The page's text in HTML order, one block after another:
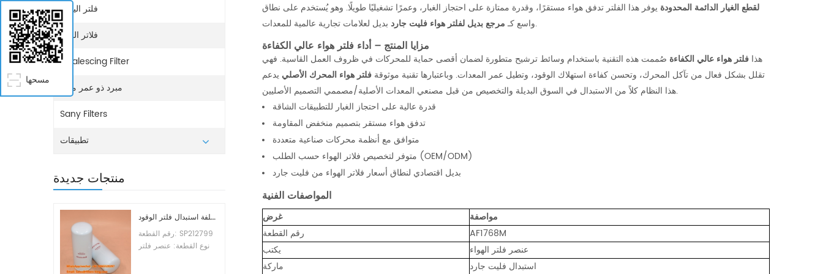
فلتر اليوريا
فلاتر المياه
Coalescing Filter
مبرد ذو عمر ممتد
Sany Filters
تطبيقات
منتجات جديدة
تكلفة استبدال فلتر الوقود SP212799
رقم القطعة: SP212799
نوع القطعة: عنصر فلتر
لقطع الغيار الدائمة المحدودةيوفر هذا الفلتر تدفق هواء مستقرًا، وقدرة ممتازة على احتجاز الغبار، وعمرًا تشغيليًا طويلًا. وهو يُستخدم على نطاق
واسع كـمرجع بديل لفلتر هواء فليت جارد بديل لعلامات تجارية عالمية للمعدات.
مزايا المنتج – أداء فلتر هواء عالي الكفاءة
هذافلتر هواء عالي الكفاءة صُممت هذه التقنية باستخدام وسائط ترشيح متطورة لضمان أقصى حماية للمحركات في ظروف العمل القاسية. فهي
تقلل بشكل فعال من تآكل المحرك، وتحسن كفاءة استهلاك الوقود، وتطيل عمر المعدات. وباعتبارها تقنية موثوقةفلتر هواء المحرك الأصلييدعم
هذا النظام كلاً من الاستبدال في السوق البديلة والتخصيص من قبل مصنعي المعدات الأصلية/مصممي التصميم الأصليين.
قدرة عالية على احتجاز الغبار للتطبيقات الشاقة
تدفق هواء مستقر بتصميم منخفض المقاومة
متوافق مع أنظمة محركات صناعية متعددة
متوفر لتخصيص فلاتر الهواء حسب الطلب (OEM/ODM)
بديل اقتصادي لنطاق أسعار فلاتر الهواء من فليت جارد
المواصفات الفنية
غرض
مواصفة
رقم القطعة
AF1768M
يكتب
عنصر فلتر الهواء
ماركة
استبدال فليت جارد
مسحها